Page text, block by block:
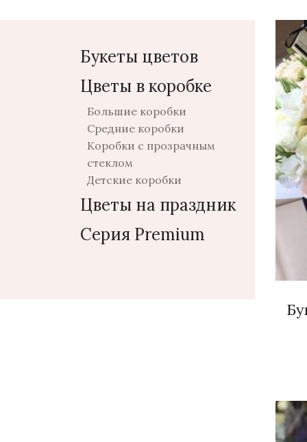
Букеты цветов
Цветы в коробке
Большие коробки
Средние коробки
Коробки с прозрачным
стеклом
Детские коробки
Цветы на праздник
Серия Premium